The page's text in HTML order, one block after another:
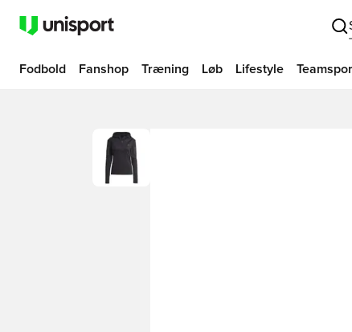
Fodbold Fanshop Træning Løb Lifestyle